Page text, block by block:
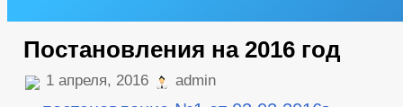
Постановления на 2016 год
1 апреля, 2016 admin